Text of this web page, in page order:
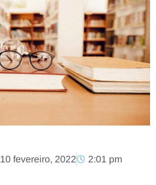
10 fevereiro, 2022 2:01 pm